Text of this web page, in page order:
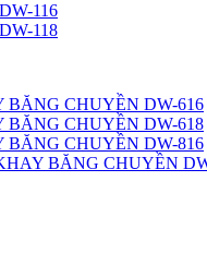
116
118
CHUYỀN DW-616
CHUYỀN DW-618
CHUYỀN DW-816
BĂNG CHUYỀN